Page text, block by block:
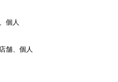
個人
舗、個人